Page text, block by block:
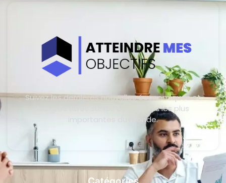
Suivez les dernières nouvelles économiques et
les gros titres sur les entreprises les plus
importantes du monde.